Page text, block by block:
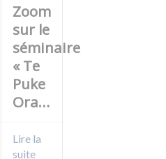
Zoom
sur le
séminaire
« Te
Puke
Ora…
Lire la
suite